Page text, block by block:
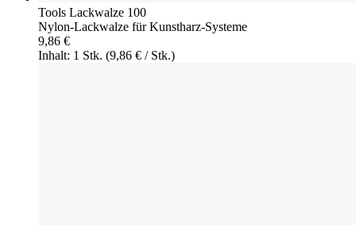
Tools Lackwalze 100
Nylon-Lackwalze für Kunstharz-Systeme
9,86 €
Inhalt: 1 Stk. (9,86 € / Stk.)